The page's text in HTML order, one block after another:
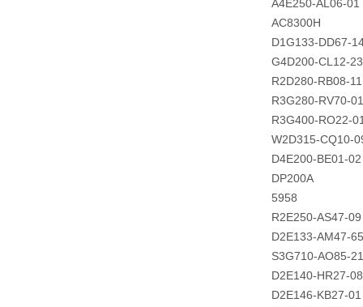
A4E250-AL06-01
AC8300H
D1G133-DD67-
G4D200-CL12-23
R2D280-RB08-11
R3G280-RV70-01
R3G400-RO22-
W2D315-CQ10-
D4E200-BE01-02
DP200A
5958
R2E250-AS47-09
D2E133-AM47-65
S3G710-AO85-
D2E140-HR27-08
D2E146-KB27-01